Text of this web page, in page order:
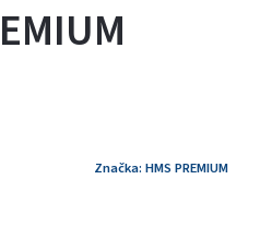
Značka: HMS PREMIUM